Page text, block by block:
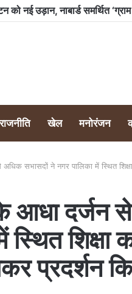
राजनीति खेल मनोरंजन
सभासदों ने नगर पालिका में स्थित
आधा दर्जन
शिक्षा
प्रदर्शन